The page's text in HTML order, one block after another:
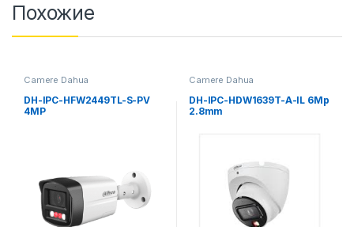
Похожие
Camere Dahua
DH-IPC-HFW2449TL-S-PV
4MP
Camere Dahua
DH-IPC-HDW1639T-A-IL 6Mp
2.8mm